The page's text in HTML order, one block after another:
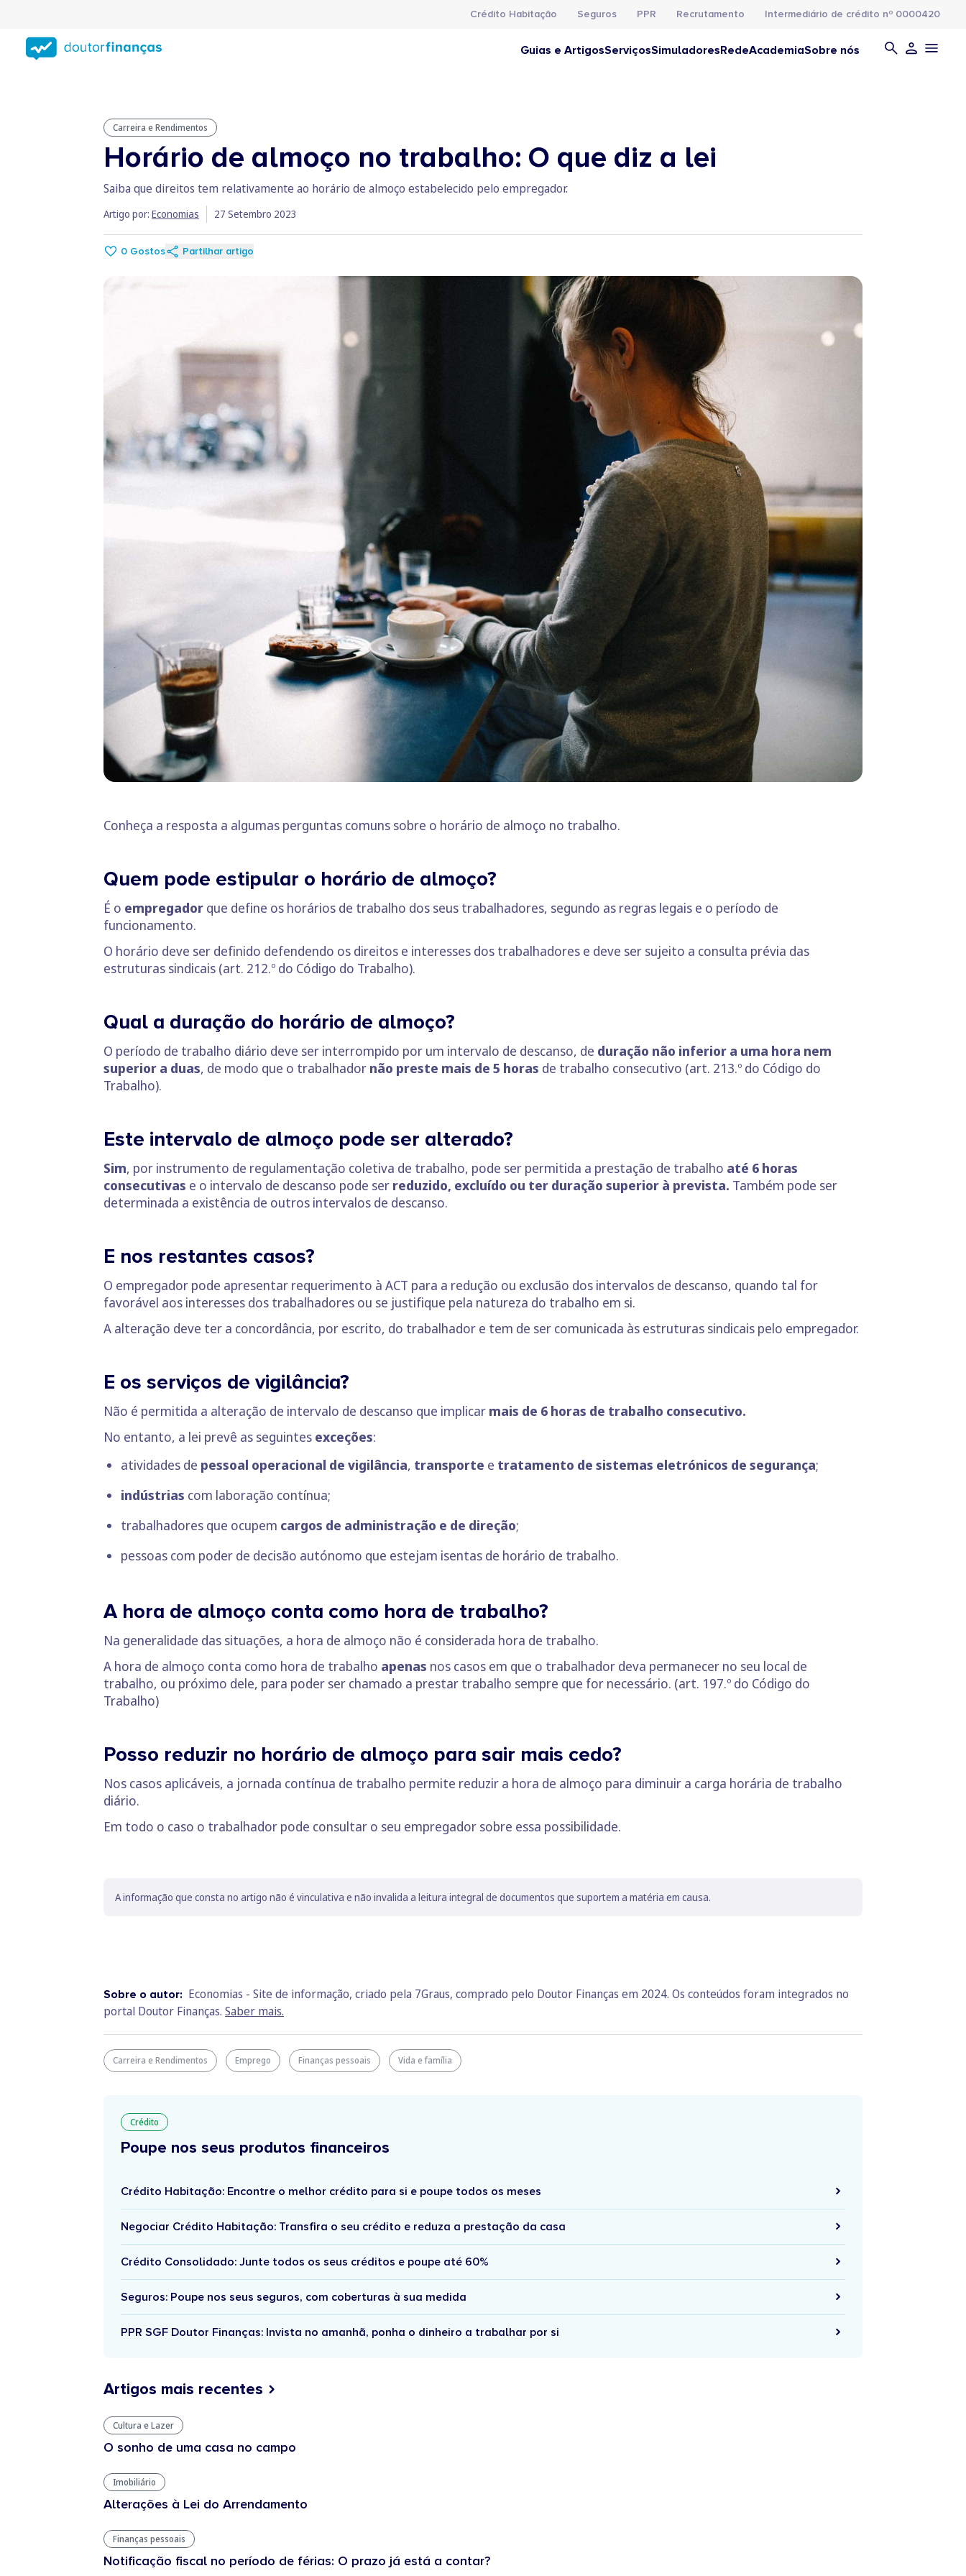
conteúdo
principal
Crédito Habitação Seguros PPR Recrutamento Intermediário de crédito nº 0000420
Guias e ArtigosServiçosSimuladoresRedeAcademiaSobre nós
Carreira e Rendimentos
Horário de almoço no trabalho: O que diz a lei
Saiba que direitos tem relativamente ao horário de almoço estabelecido pelo empregador.
Artigo por: Economias 27 Setembro 2023
0 Gostos Partilhar artigo
Conheça a resposta a algumas perguntas comuns sobre o horário de almoço no trabalho.
Quem pode estipular o horário de almoço?
É o empregador que define os horários de trabalho dos seus trabalhadores, segundo as regras legais e o período de
funcionamento.
O horário deve ser definido defendendo os direitos e interesses dos trabalhadores e deve ser sujeito a consulta prévia das
estruturas sindicais (art. 212.º do Código do Trabalho).
Qual a duração do horário de almoço?
O período de trabalho diário deve ser interrompido por um intervalo de descanso, de duração não inferior a uma hora nem
superior a duas, de modo que o trabalhador não preste mais de 5 horas de trabalho consecutivo (art. 213.º do Código do
Trabalho).
Este intervalo de almoço pode ser alterado?
Sim, por instrumento de regulamentação coletiva de trabalho, pode ser permitida a prestação de trabalho até 6 horas
consecutivas e o intervalo de descanso pode ser reduzido, excluído ou ter duração superior à prevista. Também pode ser
determinada a existência de outros intervalos de descanso.
E nos restantes casos?
O empregador pode apresentar requerimento à ACT para a redução ou exclusão dos intervalos de descanso, quando tal for
favorável aos interesses dos trabalhadores ou se justifique pela natureza do trabalho em si.
A alteração deve ter a concordância, por escrito, do trabalhador e tem de ser comunicada às estruturas sindicais pelo empregador.
E os serviços de vigilância?
Não é permitida a alteração de intervalo de descanso que implicar mais de 6 horas de trabalho consecutivo.
No entanto, a lei prevê as seguintes exceções:
atividades de pessoal operacional de vigilância, transporte e tratamento de sistemas eletrónicos de segurança;
indústrias com laboração contínua;
trabalhadores que ocupem cargos de administração e de direção;
pessoas com poder de decisão autónomo que estejam isentas de horário de trabalho.
A hora de almoço conta como hora de trabalho?
Na generalidade das situações, a hora de almoço não é considerada hora de trabalho.
A hora de almoço conta como hora de trabalho apenas nos casos em que o trabalhador deva permanecer no seu local de
trabalho, ou próximo dele, para poder ser chamado a prestar trabalho sempre que for necessário. (art. 197.º do Código do
Trabalho)
Posso reduzir no horário de almoço para sair mais cedo?
Nos casos aplicáveis, a jornada contínua de trabalho permite reduzir a hora de almoço para diminuir a carga horária de trabalho
diário.
Em todo o caso o trabalhador pode consultar o seu empregador sobre essa possibilidade.
A informação que consta no artigo não é vinculativa e não invalida a leitura integral de documentos que suportem a matéria em causa.
Sobre o autor: Economias - Site de informação, criado pela 7Graus, comprado pelo Doutor Finanças em 2024. Os conteúdos foram integrados no
portal Doutor Finanças. Saber mais.
Carreira e Rendimentos Emprego Finanças pessoais Vida e família
Crédito
Poupe nos seus produtos financeiros
Crédito Habitação: Encontre o melhor crédito para si e poupe todos os meses
Negociar Crédito Habitação: Transfira o seu crédito e reduza a prestação da casa
Crédito Consolidado: Junte todos os seus créditos e poupe até 60%
Seguros: Poupe nos seus seguros, com coberturas à sua medida
PPR SGF Doutor Finanças: Invista no amanhã, ponha o dinheiro a trabalhar por si
Artigos mais recentes
Cultura e Lazer
O sonho de uma casa no campo
Imobiliário
Alterações à Lei do Arrendamento
Finanças pessoais
Notificação fiscal no período de férias: O prazo já está a contar?